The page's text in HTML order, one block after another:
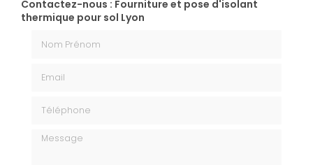
Contactez-nous : Fourniture et pose d'isolant
thermique pour sol Lyon
Message